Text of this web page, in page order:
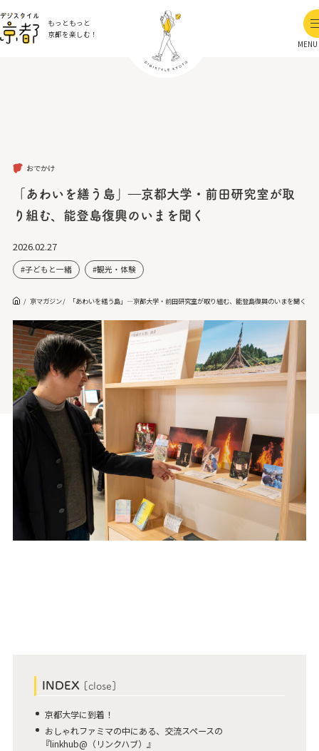
もっともっと
京都を楽しむ！
MENU
おでかけ
「あわいを繕う島」―京都大学・前田研究室が取
り組む、能登島復興のいまを聞く
2026.02.27
子どもと一緒 観光・体験
京マガジン 「あわいを繕う島」―京都大学・前田研究室が取り組む、能登島復興のいまを聞く
INDEX [ close ]
京都大学に到着！
おしゃれファミマの中にある、交流スペースの
『linkhub@（リンクハブ）』